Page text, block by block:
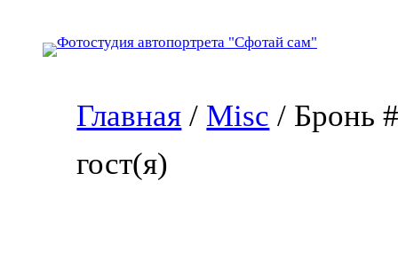
Главная / Misc / Бронь
гост(я)